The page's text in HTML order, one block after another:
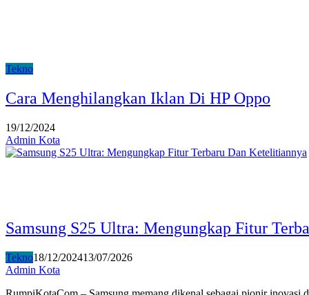
Tekno
Cara Menghilangkan Iklan Di HP Oppo
19/12/2024
Admin Kota
Samsung S25 Ultra: Mengungkap Fitur
Tekno18/12/202413/07/2026
Admin Kota